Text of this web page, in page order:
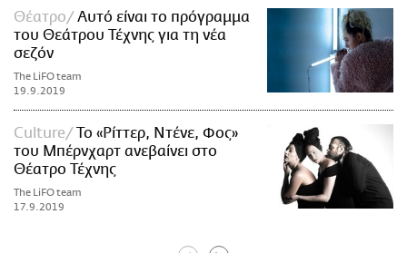
Θέατρο
Αυτό είναι το πρόγραμμα
του Θεάτρου Τέχνης για τη νέα
σεζόν
The LiFO team
19.9.2019
Culture
Το «Ρίττερ, Ντένε, Φος»
του Μπέρνχαρτ ανεβαίνει στο
Θέατρο Τέχνης
The LiFO team
17.9.2019